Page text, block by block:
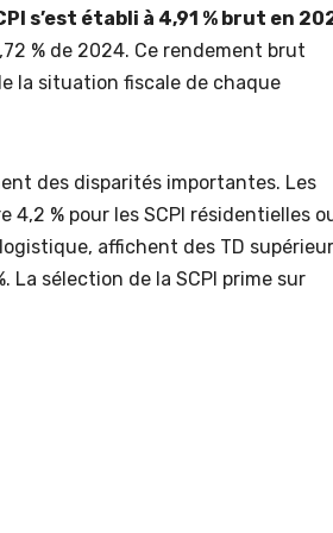
s’est établi à 4,91 % brut en
% de 2024. Ce rendement brut
la situation fiscale de chaque
des disparités importantes. Les
% pour les SCPI résidentielles
affichent des TD
La sélection de la SCPI prime sur